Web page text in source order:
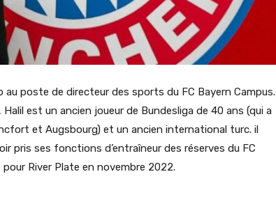
poste de directeur des sports du FC Bayern Campus.
est un ancien joueur de Bundesliga de 40 ans (qui a
et Augsbourg) et un ancien international turc. il
pris ses fonctions d’entraîneur des réserves du FC
River Plate en novembre 2022.